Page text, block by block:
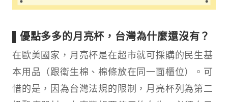
▌優點多多的月亮杯，台灣為什麼還沒有？
在歐美國家，月亮杯是在超市就可採購的民生基
本用品（跟衛生棉、棉條放在同一面櫃位）。可
惜的是，因為台灣法規的限制，月亮杯列為第二